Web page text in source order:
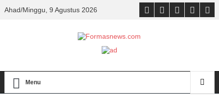
Ahad/Minggu, 9 Agustus 2026
Menu